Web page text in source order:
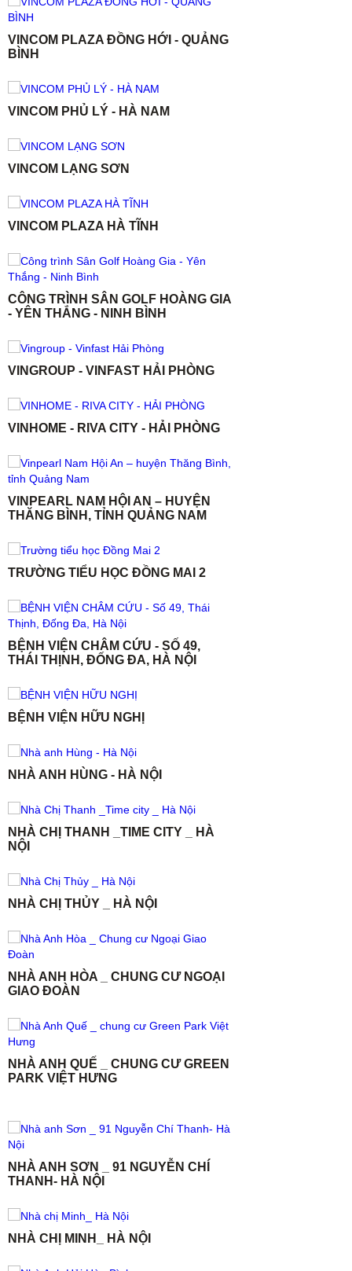
VINCOM PLAZA ĐỒNG HỚI - QUẢNG
BÌNH
VINCOM PHỦ LÝ - HÀ NAM
VINCOM LẠNG SƠN
VINCOM PLAZA HÀ TĨNH
CÔNG TRÌNH SÂN GOLF HOÀNG GIA
- YÊN THẮNG - NINH BÌNH
VINGROUP - VINFAST HẢI PHÒNG
VINHOME - RIVA CITY - HẢI PHÒNG
VINPEARL NAM HỘI AN – HUYỆN
THĂNG BÌNH, TỈNH QUẢNG NAM
TRƯỜNG TIỂU HỌC ĐỒNG MAI 2
BỆNH VIỆN CHÂM CỨU - SỐ 49,
THÁI THỊNH, ĐỐNG ĐA, HÀ NỘI
BỆNH VIỆN HỮU NGHỊ
NHÀ ANH HÙNG - HÀ NỘI
NHÀ CHỊ THANH _TIME CITY _ HÀ
NỘI
NHÀ CHỊ THỦY _ HÀ NỘI
NHÀ ANH HÒA _ CHUNG CƯ NGOẠI
GIAO ĐOÀN
NHÀ ANH QUẾ _ CHUNG CƯ GREEN
PARK VIỆT HƯNG
NHÀ ANH SƠN _ 91 NGUYỄN CHÍ
THANH- HÀ NỘI
NHÀ CHỊ MINH_ HÀ NỘI